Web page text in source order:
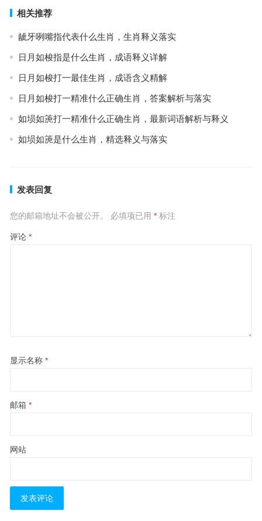
相关推荐
龇牙咧嘴指代表什么生肖，生肖释义落实
日月如梭指是什么生肖，成语释义详解
日月如梭打一最佳生肖，成语含义精解
日月如梭打一精准什么正确生肖，答案解析与落实
如埙如箎打一精准什么正确生肖，最新词语解析与释义
如埙如箎是什么生肖，精选释义与落实
发表回复
您的邮箱地址不会被公开。 必填项已用 *标注
评论 *
显示名称 *
邮箱 *
网站